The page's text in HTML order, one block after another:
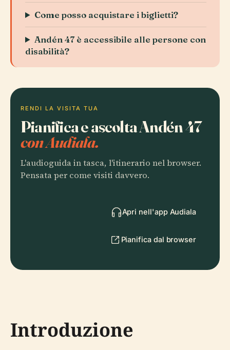
Come posso acquistare i biglietti?
Andén 47 è accessibile alle persone con
disabilità?
RENDI LA VISITA TUA
Pianifica e ascolta Andén 47
con Audiala.
L'audioguida in tasca, l'itinerario nel browser.
Pensata per come visiti davvero.
Apri nell'app Audiala
Pianifica dal browser
Introduzione